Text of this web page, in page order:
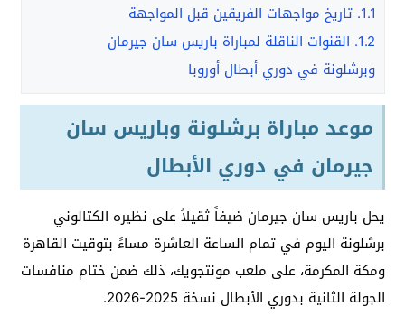
1.1. تاريخ مواجهات الفريقين قبل المواجهة
1.2. القنوات الناقلة لمباراة باريس سان جيرمان
وبرشلونة في دوري أبطال أوروبا
موعد مباراة برشلونة وباريس سان
جيرمان في دوري الأبطال
يحل باريس سان جيرمان ضيفاً ثقيلاً على نظيره الكتالوني
برشلونة اليوم في تمام الساعة العاشرة مساءً بتوقيت القاهرة
ومكة المكرمة، على ملعب مونتجويك، ذلك ضمن ختام منافسات
الجولة الثانية بدوري الأبطال نسخة 2025-2026.